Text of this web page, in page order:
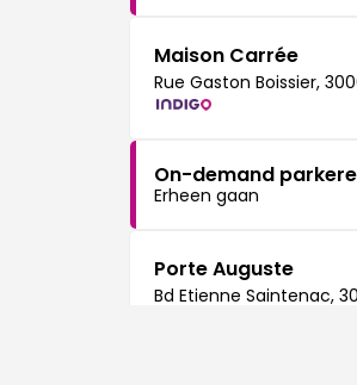
Maison Carrée
Rue Gaston Boissier,
On-demand
Erheen gaan
Porte Auguste
Bd Etienne Saintenac,